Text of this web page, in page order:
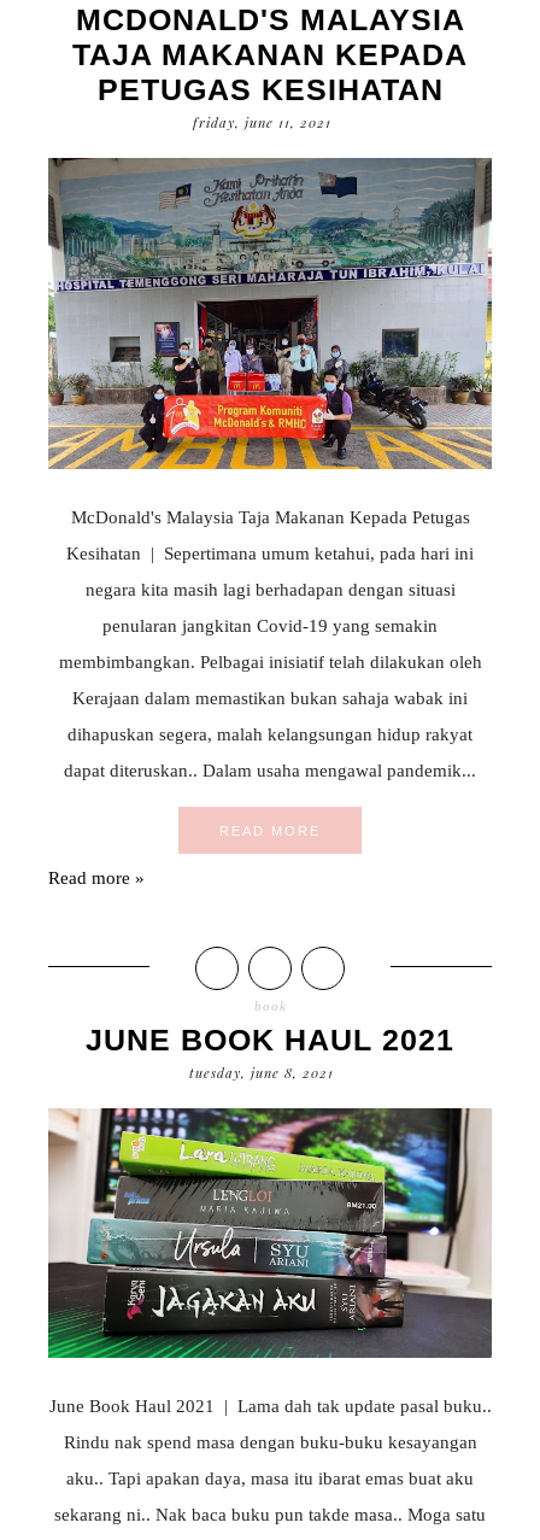
MCDONALD'S MALAYSIA
TAJA MAKANAN KEPADA
PETUGAS KESIHATAN
friday, june 11, 2021
McDonald's Malaysia Taja Makanan Kepada Petugas
Kesihatan | Sepertimana umum ketahui, pada hari ini
negara kita masih lagi berhadapan dengan situasi
penularan jangkitan Covid-19 yang semakin
membimbangkan. Pelbagai inisiatif telah dilakukan oleh
Kerajaan dalam memastikan bukan sahaja wabak ini
dihapuskan segera, malah kelangsungan hidup rakyat
dapat diteruskan.. Dalam usaha mengawal pandemik...
READ MORE
Read more »
book
JUNE BOOK HAUL 2021
tuesday, june 8, 2021
June Book Haul 2021 | Lama dah tak update pasal buku..
Rindu nak spend masa dengan buku-buku kesayangan
aku.. Tapi apakan daya, masa itu ibarat emas buat aku
sekarang ni.. Nak baca buku pun takde masa.. Moga satu